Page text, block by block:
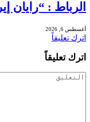
الرباط : “رايان إير”
أغسطس 6, 2026
اترك تعليقاً
اترك تعليقاً